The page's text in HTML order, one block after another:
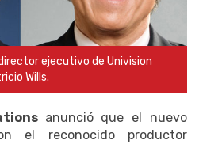
ejecutivo de Univision
Wills.
anunció que el nuevo
el reconocido productor